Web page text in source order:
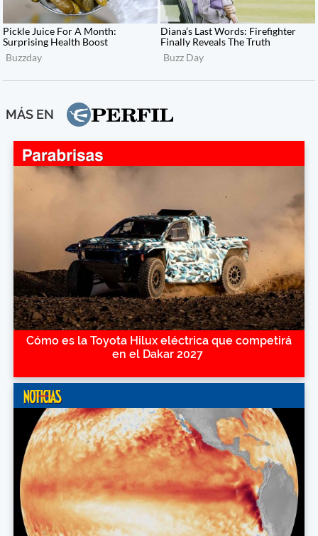
MÁS EN
Cómo es la Toyota Hilux eléctrica que competirá
en el Dakar 2027